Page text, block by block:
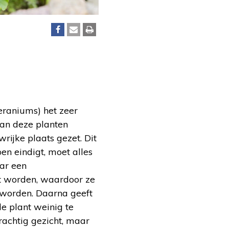
het zeer
deze planten
plaats gezet. Dit
eindigt, moet alles
een
waardoor ze
Daarna geeft
plant weinig te
gezicht, maar